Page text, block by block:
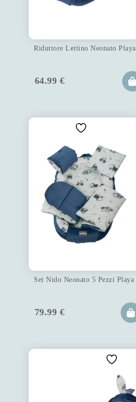
Riduttore Lettino Neonato Playa
64.99 €
Set Nido Neonato 5 Pezzi Playa
79.99 €